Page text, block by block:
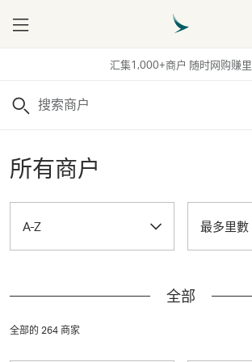
汇集1,000+商户 随时网购赚里
Menu
搜索
所有商户
A-Z 最多里數
全部
全部的 264 商家